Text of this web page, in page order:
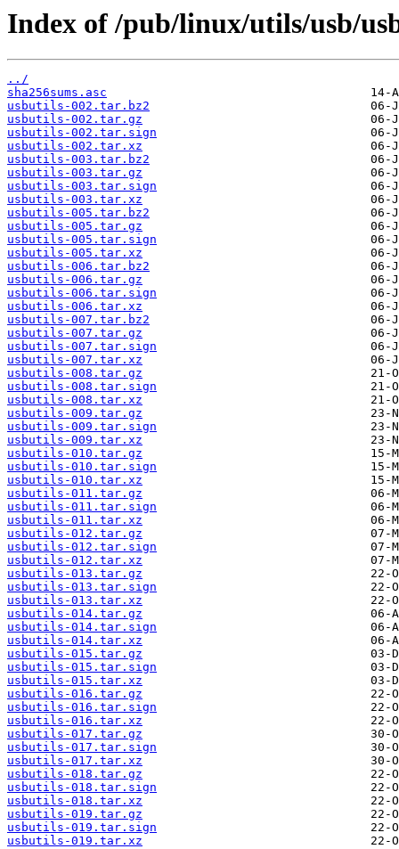
Index of /pub/linux/utils/usb/
../
sha256sums.asc
usbutils-002.tar.bz2
usbutils-002.tar.gz
usbutils-002.tar.sign
usbutils-002.tar.xz
usbutils-003.tar.bz2
usbutils-003.tar.gz
usbutils-003.tar.sign
usbutils-003.tar.xz
usbutils-005.tar.bz2
usbutils-005.tar.gz
usbutils-005.tar.sign
usbutils-005.tar.xz
usbutils-006.tar.bz2
usbutils-006.tar.gz
usbutils-006.tar.sign
usbutils-006.tar.xz
usbutils-007.tar.bz2
usbutils-007.tar.gz
usbutils-007.tar.sign
usbutils-007.tar.xz
usbutils-008.tar.gz
usbutils-008.tar.sign
usbutils-008.tar.xz
usbutils-009.tar.gz
usbutils-009.tar.sign
usbutils-009.tar.xz
usbutils-010.tar.gz
usbutils-010.tar.sign
usbutils-010.tar.xz
usbutils-011.tar.gz
usbutils-011.tar.sign
usbutils-011.tar.xz
usbutils-012.tar.gz
usbutils-012.tar.sign
usbutils-012.tar.xz
usbutils-013.tar.gz
usbutils-013.tar.sign
usbutils-013.tar.xz
usbutils-014.tar.gz
usbutils-014.tar.sign
usbutils-014.tar.xz
usbutils-015.tar.gz
usbutils-015.tar.sign
usbutils-015.tar.xz
usbutils-016.tar.gz
usbutils-016.tar.sign
usbutils-016.tar.xz
usbutils-017.tar.gz
usbutils-017.tar.sign
usbutils-017.tar.xz
usbutils-018.tar.gz
usbutils-018.tar.sign
usbutils-018.tar.xz
usbutils-019.tar.gz
usbutils-019.tar.sign
usbutils-019.tar.xz